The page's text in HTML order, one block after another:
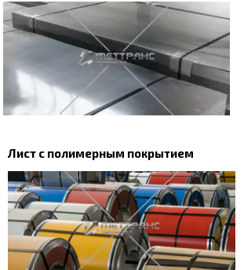
Лист с полимерным покрытием